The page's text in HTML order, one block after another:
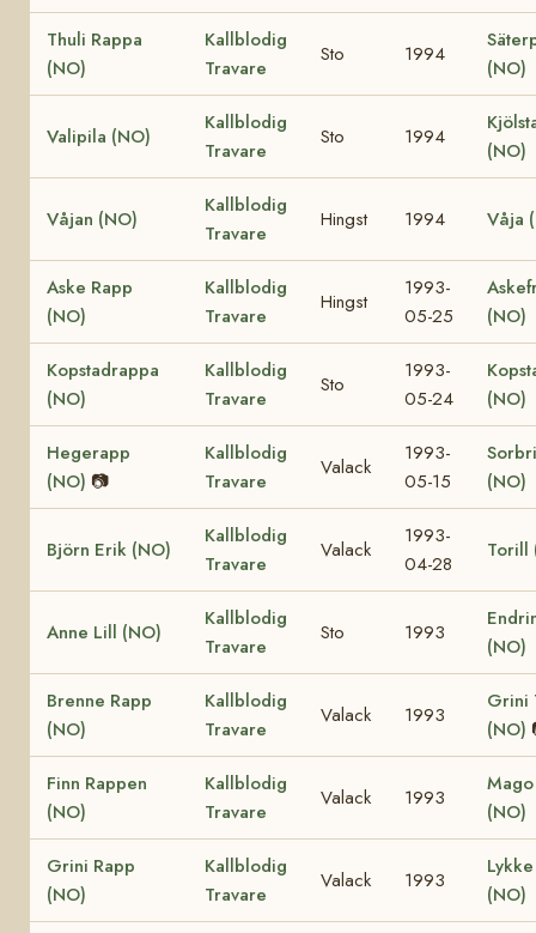
Thuli Rappa
(NO)
Kallblodig
Travare
Sto 1994
(NO)
Valipila (NO)
Kallblodig
Travare
Sto 1994
(NO)
Våjan (NO)
Kallblodig
Travare
Hingst 1994 Våja
Aske Rapp
(NO)
Kallblodig
Travare
Hingst
1993-
05-25
(NO)
Kopstadrappa
(NO)
Kallblodig
Travare
Sto
1993-
05-24
(NO)
Hegerapp
(NO) 📷
Kallblodig
Travare
Valack
1993-
05-15
(NO)
Björn Erik (NO)
Kallblodig
Travare
Valack
1993-
04-28
Torill
Anne Lill (NO)
Kallblodig
Travare
Sto 1993
(NO)
Brenne Rapp
(NO)
Kallblodig
Travare
Valack 1993
Grini
(NO)
Finn Rappen
(NO)
Kallblodig
Travare
Valack 1993
(NO)
Grini Rapp
(NO)
Kallblodig
Travare
Valack 1993
(NO)